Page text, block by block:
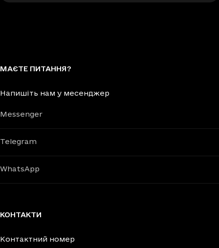
МАЄТЕ ПИТАННЯ?
Напишіть нам у месенджер
Messenger
Telegram
WhatsApp
КОНТАКТИ
Контактний номер